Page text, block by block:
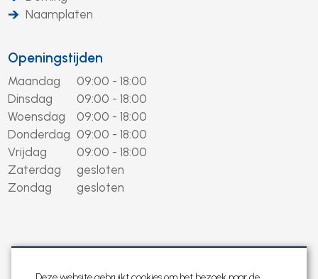
Naamplaten
Openingstijden
Maandag
09:00 - 18:00
Dinsdag
09:00 - 18:00
Woensdag
09:00 - 18:00
Donderdag 09:00 - 18:00
Vrijdag
09:00 - 18:00
Zaterdag
gesloten
Zondag
gesloten